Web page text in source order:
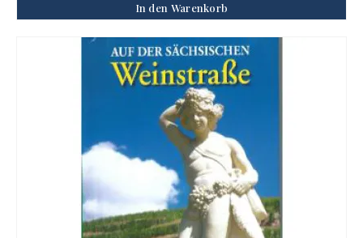
In den Warenkorb